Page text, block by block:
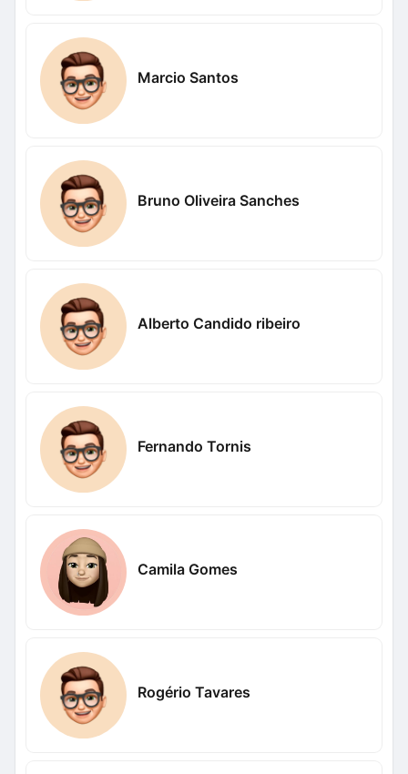
Marcio Santos
Bruno Oliveira Sanches
Alberto Candido ribeiro
Fernando Tornis
Camila Gomes
Rogério Tavares